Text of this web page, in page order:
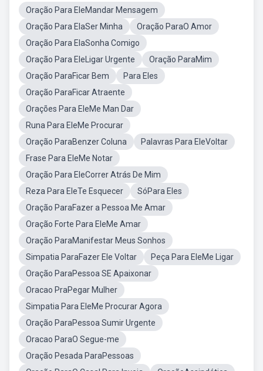
Oração Para EleMandar Mensagem
Oração Para ElaSer Minha
Oração ParaO Amor
Oração Para ElaSonha Comigo
Oração Para EleLigar Urgente
Oração ParaMim
Oração ParaFicar Bem
Para Eles
Oração ParaFicar Atraente
Orações Para EleMe Man Dar
Runa Para EleMe Procurar
Oração ParaBenzer Coluna
Palavras Para EleVoltar
Frase Para EleMe Notar
Oração Para EleCorrer Atrás De Mim
Reza Para EleTe Esquecer
SóPara Eles
Oração ParaFazer a Pessoa Me Amar
Oração Forte Para EleMe Amar
Oração ParaManifestar Meus Sonhos
Simpatia ParaFazer Ele Voltar
Peça Para EleMe Ligar
Oração ParaPessoa SE Apaixonar
Oracao PraPegar Mulher
Simpatia Para EleMe Procurar Agora
Oração ParaPessoa Sumir Urgente
Oracao ParaO Segue-me
Oração Pesada ParaPessoas